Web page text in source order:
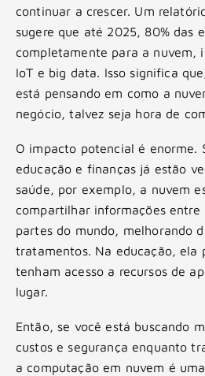
continuar a crescer. Um
sugere que até 2025, 80% das
completamente para a nuvem,
IoT e big data. Isso significa
está pensando em como a
negócio, talvez seja hora de
O impacto potencial é enorme.
educação e finanças já estão
saúde, por exemplo, a nuvem
compartilhar informações entre
partes do mundo, melhorando
tratamentos. Na educação, ela
tenham acesso a recursos de
lugar.
Então, se você está buscando
custos e segurança enquanto
a computação em nuvem é